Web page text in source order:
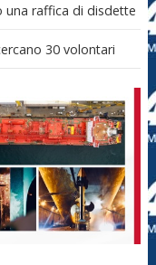
una raffica di disdette
30 volontari